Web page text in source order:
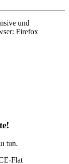
und
Firefox
tun.
Flat